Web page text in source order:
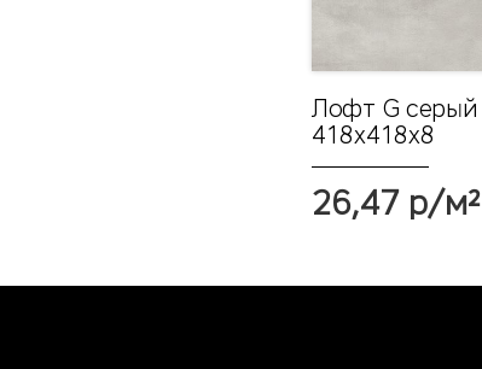
Лофт G серый
418х418x8
26,47 р/м²